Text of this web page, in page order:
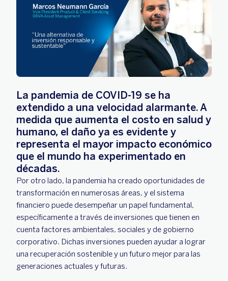
La pandemia de COVID-19 se ha
extendido a una velocidad alarmante. A
medida que aumenta el costo en salud y
humano, el daño ya es evidente y
representa el mayor impacto económico
que el mundo ha experimentado en
décadas.
Por otro lado, la pandemia ha creado oportunidades de
transformación en numerosas áreas, y el sistema
financiero puede desempeñar un papel fundamental,
específicamente a través de inversiones que tienen en
cuenta factores ambientales, sociales y de gobierno
corporativo. Dichas inversiones pueden ayudar a lograr
una recuperación sostenible y un futuro mejor para las
generaciones actuales y futuras.